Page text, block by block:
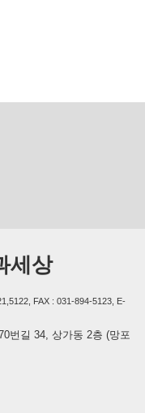
세상
FAX : 031-894-5123, E-
번길 34, 상가동 2층 (망포